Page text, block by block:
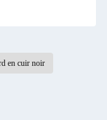
en cuir noir